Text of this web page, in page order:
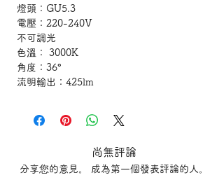
燈頭： GU5.3
電壓： 220-240V
不可調光
色溫：
3000K
角度： 36°
流明輸出： 425lm
Lamp Base : GU5.3
Voltage : 220-240V
尚無評論
分享您的意見。 成為第一個發表評論的人。